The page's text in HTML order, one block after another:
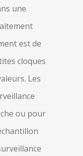
une
est de
cloques
Les
ou pour